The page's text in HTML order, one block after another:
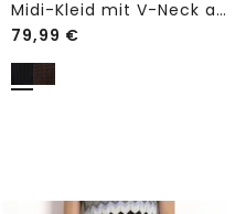
Midi-Kleid mit V-Neck aus Spitze
79,99 €